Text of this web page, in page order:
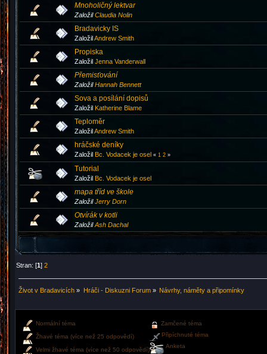
Mnoholičný lektvar
ZaložilClaudia Nolin
Bradavicky IS
ZaložilAndrew Smith
Propiska
Založil Jenna Vanderwall
Přemisťování
ZaložilHannah Bennett
Sova a posílání dopisů
Založil Katherine Blame
Teploměr
ZaložilAndrew Smith
hráčské deníky
Založil Bc. Vodacek je osel « 1 2 »
Tutorial
Založil Bc. Vodacek je osel
mapa tříd ve škole
ZaložilJerry Dorn
Otvírák v kotli
ZaložilAsh Dachal
Stran: [1]2
Život v Bradavicích » Hráči - Diskuzni Forum» Návrhy, náměty a připomínky
Normální téma
Žhavé téma (více než 25 odpovědí)
Velmi žhavé téma (více než 50 odpovědí)
Zamčené téma
Připíchnuté téma
Anketa